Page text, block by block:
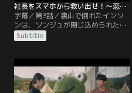
社長をスマホから救い出せ！～恋の力でロック解除～ 第03話／字幕
字幕／第3話／裏山で倒れたインソ
ンは、ソンジュが閉じ込められたス
マホを偶然発見。何者かに襲撃さ
れ、魂だけがスマホの中に入ったと
億ウォンが本物であることを確認し
て驚く。ソンジュと10億ウォンの報
酬で契約を結び、シルバーライニン
Subtitle